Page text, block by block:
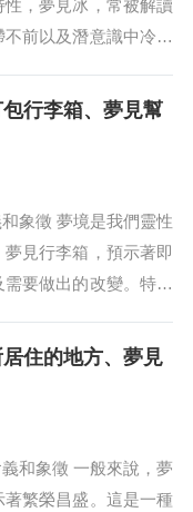
，夢見冰，常被解讀
前以及潛意識中冷漠
心理傾向。有時，它
行李箱、夢見幫
象徵 夢境是我們靈性
見行李箱，預示著即
要做出的改變。特別
夢見新行李箱 夢見
住的地方、夢見
和象徵 一般來說，夢
著繁榮昌盛。這是一種